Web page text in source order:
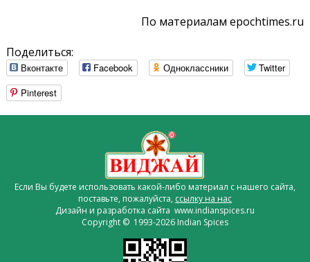
По материалам epochtimes.ru
Поделиться:
Вконтакте Facebook Одноклассники
Twitter
Pinterest
Если Вы будете использовать какой-либо материал с нашего сайта,
поставьте, пожалуйста, ссылку на нас
Дизайн и разработка сайта www.indianspices.ru
Copyright © 1993-2026 Indian Spices